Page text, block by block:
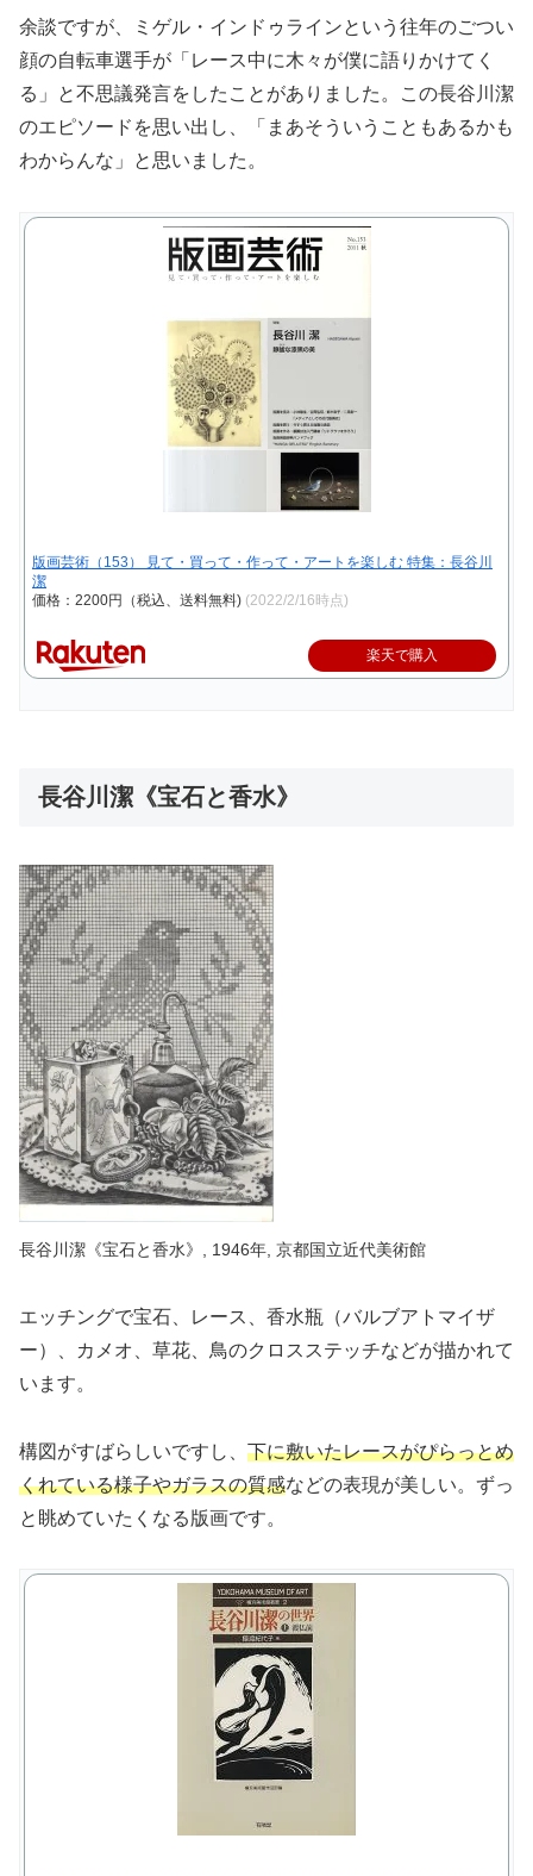
余談ですが、ミゲル・インドゥラインという往年のごつい
顔の自転車選手が「レース中に木々が僕に語りかけてく
る」と不思議発言をしたことがありました。この長谷川潔
のエピソードを思い出し、「まあそういうこともあるかも
わからんな」と思いました。
版画芸術（153） 見て・買って・作って・アートを楽しむ 特集：長谷川
潔
価格：2200円（税込、送料無料) (2022/2/16時点)
楽天で購入
長谷川潔《宝石と香水》
長谷川潔《宝石と香水》, 1946年, 京都国立近代美術館
エッチングで宝石、レース、香水瓶（バルブアトマイザ
ー）、カメオ、草花、鳥のクロスステッチなどが描かれて
います。
構図がすばらしいですし、 下に敷いたレースがぴらっとめ
くれている様子やガラスの質感などの表現が美しい。ずっ
と眺めていたくなる版画です。